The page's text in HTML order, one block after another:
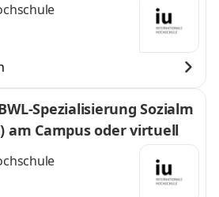
Spezialisierung Sozialm
am Campus oder virtuell